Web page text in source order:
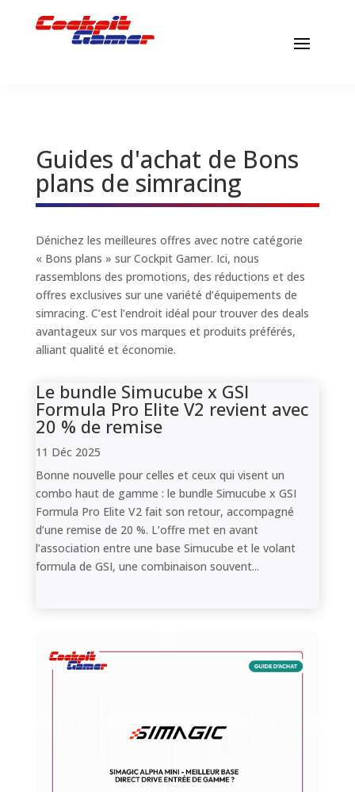
Guides d'achat de Bons
plans de simracing
Dénichez les meilleures offres avec notre catégorie
« Bons plans » sur Cockpit Gamer. Ici, nous
rassemblons des promotions, des réductions et des
offres exclusives sur une variété d’équipements de
simracing. C’est l’endroit idéal pour trouver des deals
avantageux sur vos marques et produits préférés,
alliant qualité et économie.
Le bundle Simucube x GSI
Formula Pro Elite V2 revient avec
20 % de remise
11 Déc 2025
Bonne nouvelle pour celles et ceux qui visent un
combo haut de gamme : le bundle Simucube x GSI
Formula Pro Elite V2 fait son retour, accompagné
d’une remise de 20 %. L’offre met en avant
l’association entre une base Simucube et le volant
formula de GSI, une combinaison souvent...